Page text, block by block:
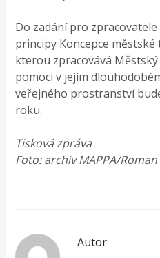
Do zadání pro
principy Koncepce městské
kterou zpracovává
pomoci v jejím
veřejného prostranství
roku.
Tisková zpráva
Foto: archiv MAPPA/
Autor